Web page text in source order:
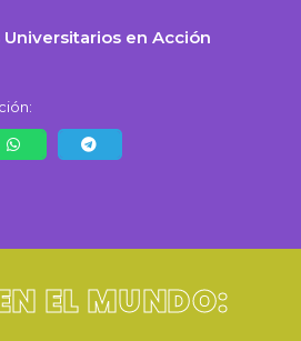
en Acción
EL MUNDO: